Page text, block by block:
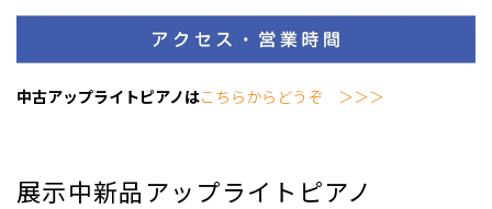
中古アップライトピアノはこちらからどうぞ ＞＞＞
展示中新品アップライトピアノ